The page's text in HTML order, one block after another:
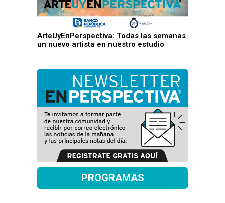
ArteUyEnPerspectiva: Todas las semanas
un nuevo artista en nuestro estudio
PROGRAMAS